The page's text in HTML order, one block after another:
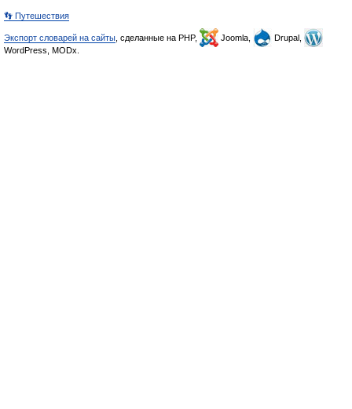
👣 Путешествия
Экспорт словарей на сайты , сделанные на PHP, Joomla,
Drupal,
WordPress, MODx.